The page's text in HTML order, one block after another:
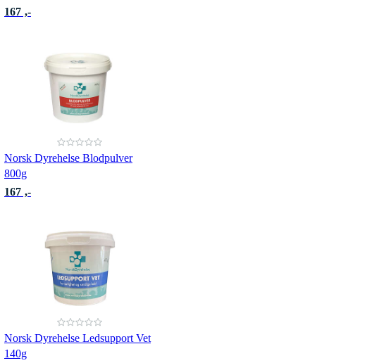
167 ,-
Norsk Dyrehelse Blodpulver
800g
167 ,-
Norsk Dyrehelse Ledsupport Vet
140g